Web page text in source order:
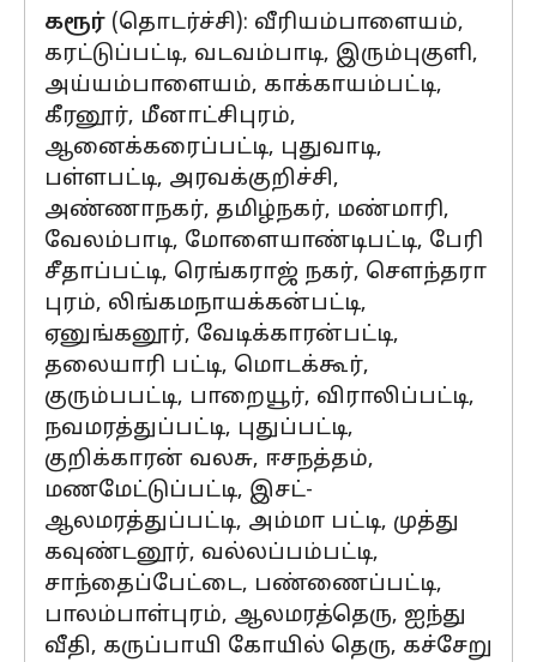
கரூர் (தொடர்ச்சி): வீரியம்பாளையம்,
கரட்டுப்பட்டி, வடவம்பாடி, இரும்புகுளி,
அய்யம்பாளையம், காக்காயம்பட்டி,
கீரனூர், மீனாட்சிபுரம்,
ஆனைக்கரைப்பட்டி, புதுவாடி,
பள்ளபட்டி, அரவக்குறிச்சி,
அண்ணாநகர், தமிழ்நகர், மண்மாரி,
வேலம்பாடி, மோளையாண்டிபட்டி, பேரி
சீதாப்பட்டி, ரெங்கராஜ் நகர், சௌந்தரா
புரம், லிங்கமநாயக்கன்பட்டி,
ஏனுங்கனூர், வேடிக்காரன்பட்டி,
தலையாரி பட்டி, மொடக்கூர்,
குரும்பபட்டி, பாறையூர், விராலிப்பட்டி,
நவமரத்துப்பட்டி, புதுப்பட்டி,
குறிக்காரன் வலசு, ஈசநத்தம்,
மணமேட்டுப்பட்டி, இசட்-
ஆலமரத்துப்பட்டி, அம்மா பட்டி, முத்து
கவுண்டனூர், வல்லப்பம்பட்டி,
சாந்தைப்பேட்டை, பண்ணைப்பட்டி,
பாலம்பாள்புரம், ஆலமரத்தெரு, ஐந்து
வீதி, கருப்பாயி கோயில் தெரு, கச்சேறு